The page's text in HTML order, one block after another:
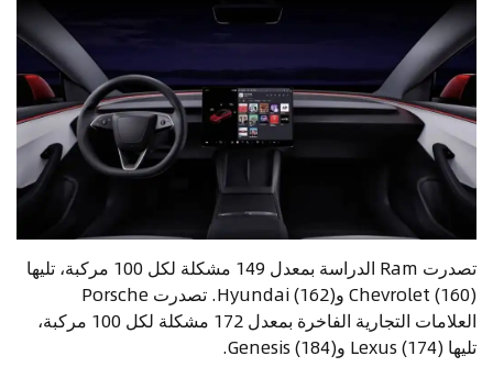
تصدرت Ram الدراسة بمعدل 149 مشكلة لكل 100 مركبة، تليها
Chevrolet (160) وHyundai (162). تصدرت Porsche
العلامات التجارية الفاخرة بمعدل 172 مشكلة لكل 100 مركبة،
تليها Lexus (174) وGenesis (184).